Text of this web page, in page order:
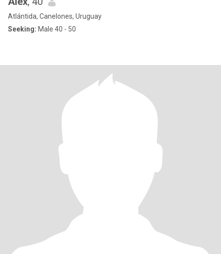
Atlántida, Canelones, Uruguay
Seeking: Male 40 - 50